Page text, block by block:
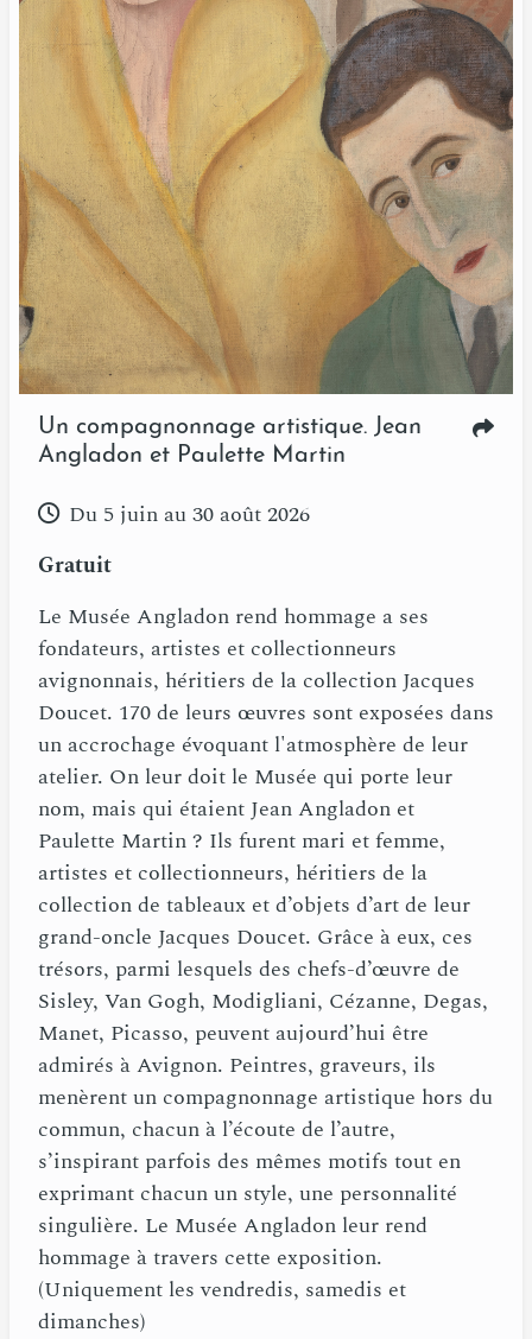
Un compagnonnage artistique. Jean
Angladon et Paulette Martin
Du 5 juin au 30 août 2026
Gratuit
Le Musée Angladon rend hommage a ses
fondateurs, artistes et collectionneurs
avignonnais, héritiers de la collection Jacques
Doucet. 170 de leurs œuvres sont exposées dans
un accrochage évoquant l'atmosphère de leur
atelier. On leur doit le Musée qui porte leur
nom, mais qui étaient Jean Angladon et
Paulette Martin ? Ils furent mari et femme,
artistes et collectionneurs, héritiers de la
collection de tableaux et d’objets d’art de leur
grand-oncle Jacques Doucet. Grâce à eux, ces
trésors, parmi lesquels des chefs-d’œuvre de
Sisley, Van Gogh, Modigliani, Cézanne, Degas,
Manet, Picasso, peuvent aujourd’hui être
admirés à Avignon. Peintres, graveurs, ils
menèrent un compagnonnage artistique hors du
commun, chacun à l’écoute de l’autre,
s’inspirant parfois des mêmes motifs tout en
exprimant chacun un style, une personnalité
singulière. Le Musée Angladon leur rend
hommage à travers cette exposition.
(Uniquement les vendredis, samedis et
dimanches)